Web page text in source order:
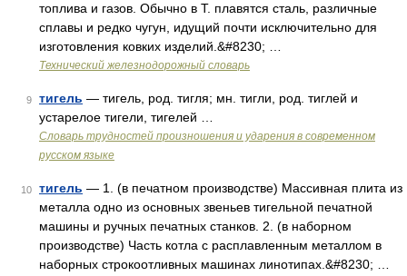
топлива и газов. Обычно в Т. плавятся сталь, различные
сплавы и редко чугун, идущий почти исключительно для
изготовления ковких изделий.&#8230; …
Технический железнодорожный словарь
9 тигель — тигель, род. тигля; мн. тигли, род. тиглей и
устарелое тигели, тигелей …
Словарь трудностей произношения и ударения в современном
русском языке
10 тигель — 1. (в печатном производстве) Массивная плита из
металла одно из основных звеньев тигельной печатной
машины и ручных печатных станков. 2. (в наборном
производстве) Часть котла с расплавленным металлом в
наборных строкоотливных машинах линотипах.&#8230; …